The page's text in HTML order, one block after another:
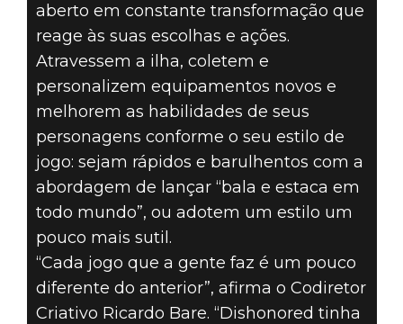
aberto em constante transformação que
reage às suas escolhas e ações.
Atravessem a ilha, coletem e
personalizem equipamentos novos e
melhorem as habilidades de seus
personagens conforme o seu estilo de
jogo: sejam rápidos e barulhentos com a
abordagem de lançar “bala e estaca em
todo mundo”, ou adotem um estilo um
pouco mais sutil.
“Cada jogo que a gente faz é um pouco
diferente do anterior”, afirma o Codiretor
Criativo Ricardo Bare. “Dishonored tinha